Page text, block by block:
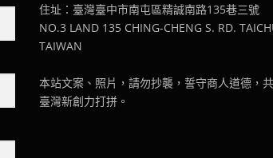
住址：臺灣臺中市南屯區精誠南路135巷三號
NO.3 LAND 135 CHING-CHENG S. RD.
TAIWAN
本站文案、照片，請勿抄襲，誓守商人道德，
臺灣新創力打拼。